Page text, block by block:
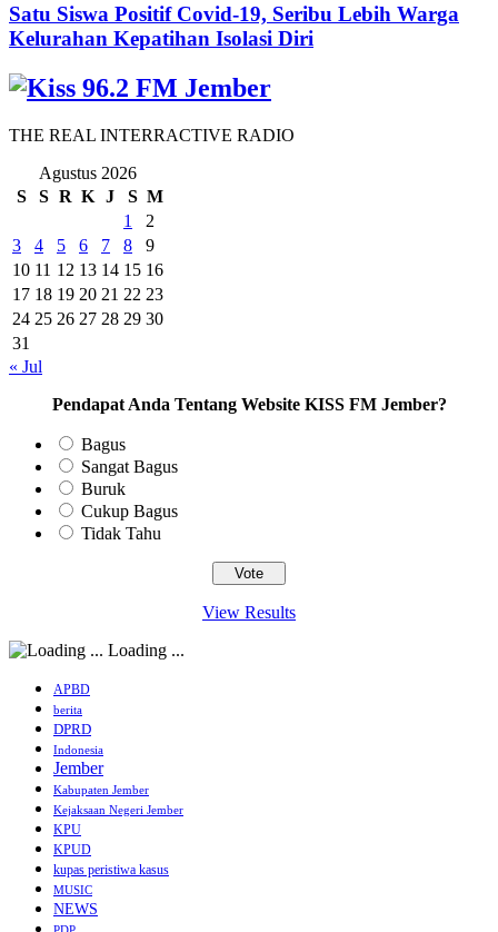
Satu Siswa Positif Covid-19, Seribu Lebih Warga
Kelurahan Kepatihan Isolasi Diri
THE REAL INTERRACTIVE RADIO
Agustus 2026
S
S R K J S M
1
2
3
4 5 6 7 8
9
10 11 12 13 14 15 16
17 18 19 20 21 22 23
24 25 26 27 28 29 30
31
« Jul
Pendapat Anda Tentang Website KISS FM Jember?
Bagus
Sangat Bagus
Buruk
Cukup Bagus
Tidak Tahu
View Results
Loading ...
APBD
berita
DPRD
Indonesia
Jember
Kabupaten Jember
Kejaksaan Negeri Jember
KPU
KPUD
kupas peristiwa kasus
MUSIC
NEWS
PDP